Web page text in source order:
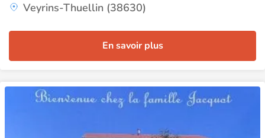
Veyrins-Thuellin (38630)
En savoir plus